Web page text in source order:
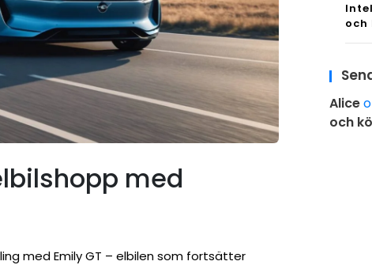
med
med Emily GT – elbilen som fortsätter
och
Alice
och